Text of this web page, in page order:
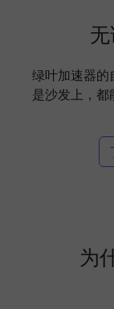
绿叶加速器的
是沙发上，
为